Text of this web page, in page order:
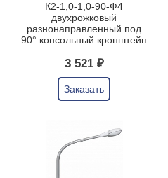
К2-1,0-1,0-90-Ф4
двухрожковый
разнонаправленный под
90° консольный кронштейн
3 521 ₽
Заказать